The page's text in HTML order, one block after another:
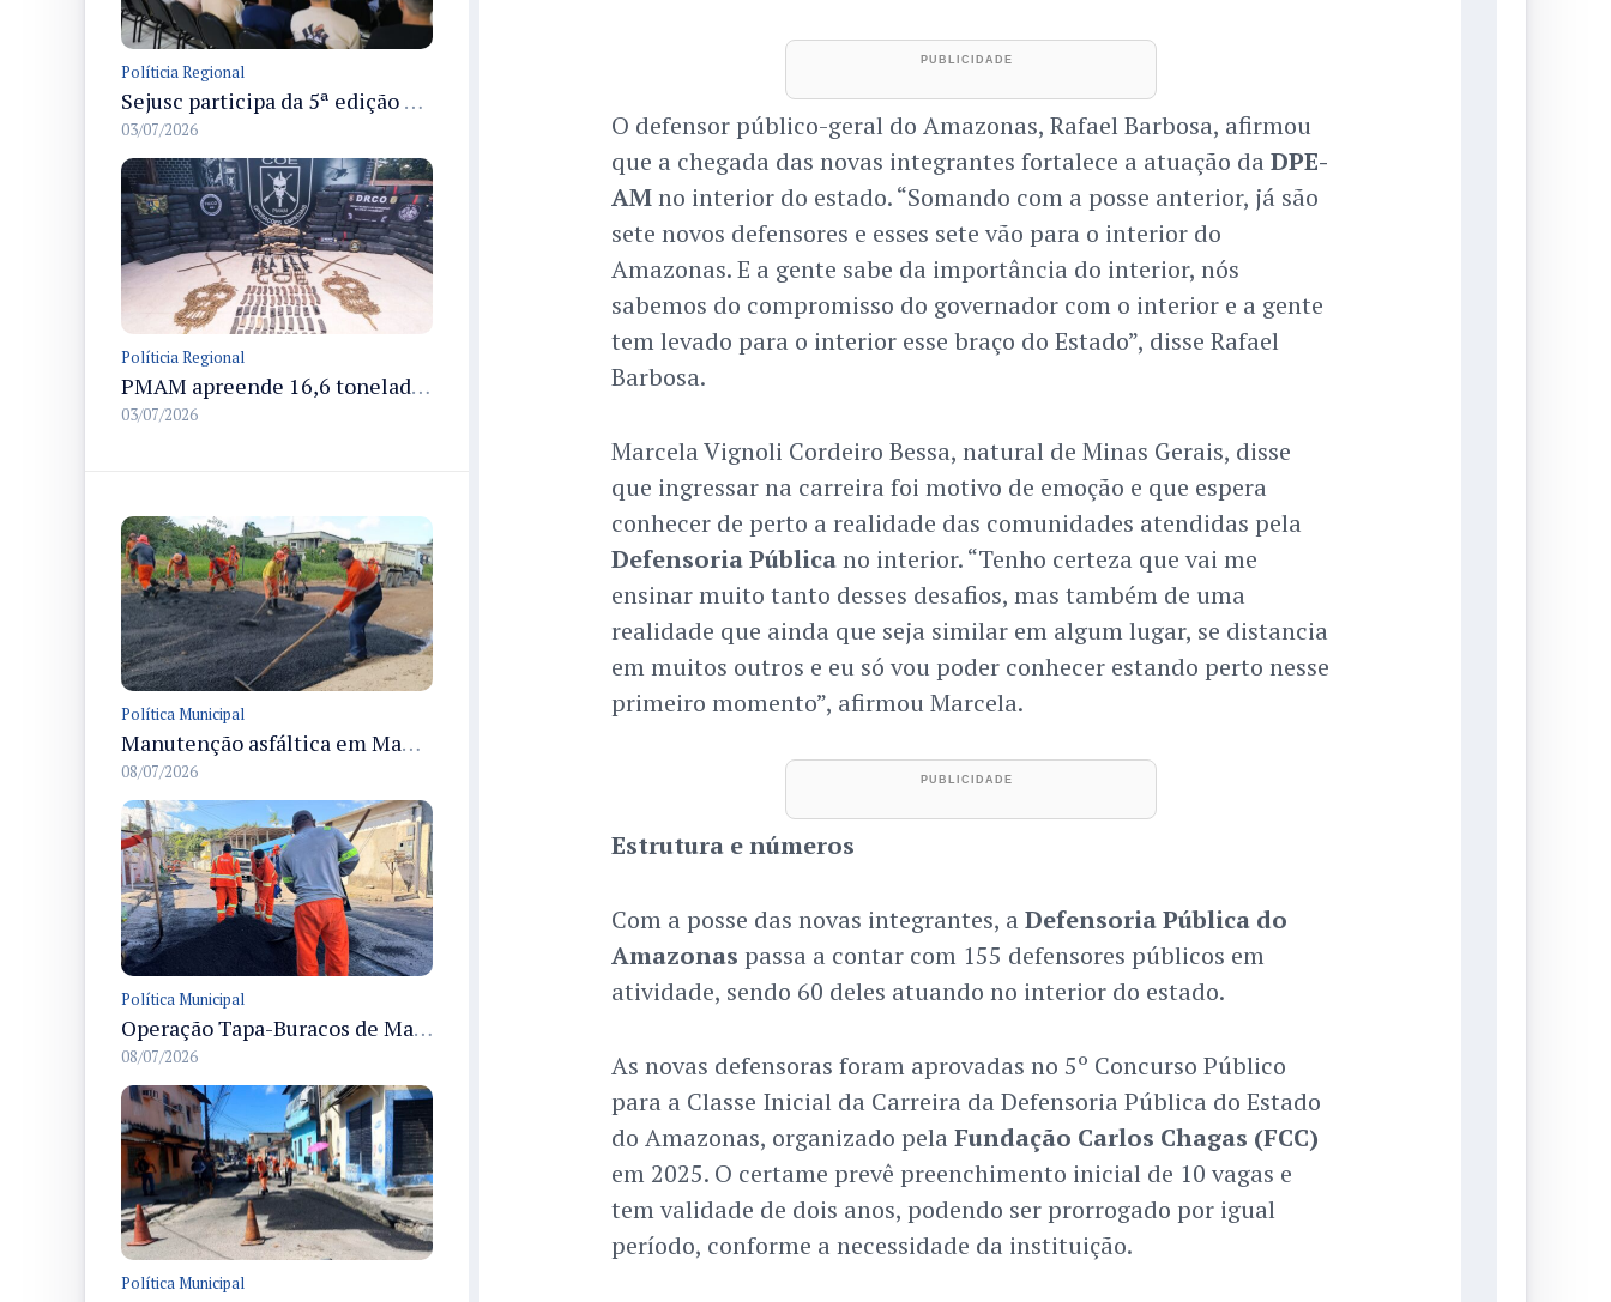
Políticia Regional
Sejusc participa da 5ª edição do Caminhos Literários com foco na cultura hip-hop nas unidades socioeducativas
03/07/2026
Políticia Regional
PMAM apreende 16,6 toneladas de entorpecentes e registra aumento nas prisões em flagrante e nas capturas de foragidos no primeiro semestre de 2026
03/07/2026
Política Municipal
Manutenção asfáltica em Manaus recupera rua Praia do Arpoador e melhora trafegabilidade no Tarumã
08/07/2026
Política Municipal
Operação Tapa-Buracos de Manaus recupera vias no bairro Flores e melhora a mobilidade urbana local
08/07/2026
Política Municipal
O defensor público-geral do Amazonas, Rafael Barbosa, afirmou
que a chegada das novas integrantes fortalece a atuação da DPE-
AMno interior do estado. “Somando com a posse anterior, já são
sete novos defensores e esses sete vão para o interior do
Amazonas. E a gente sabe da importância do interior, nós
sabemos do compromisso do governador com o interior e a gente
tem levado para o interior esse braço do Estado”, disse Rafael
Barbosa.
Marcela Vignoli Cordeiro Bessa, natural de Minas Gerais, disse
que ingressar na carreira foi motivo de emoção e que espera
conhecer de perto a realidade das comunidades atendidas pela
Defensoria Públicano interior. “Tenho certeza que vai me
ensinar muito tanto desses desafios, mas também de uma
realidade que ainda que seja similar em algum lugar, se distancia
em muitos outros e eu só vou poder conhecer estando perto nesse
primeiro momento”, afirmou Marcela.
Estrutura e números
Com a posse das novas integrantes, a Defensoria Pública do
Amazonas passa a contar com 155 defensores públicos em
atividade, sendo 60 deles atuando no interior do estado.
As novas defensoras foram aprovadas no 5º Concurso Público
para a Classe Inicial da Carreira da Defensoria Pública do Estado
do Amazonas, organizado pela Fundação Carlos Chagas (FCC)
em 2025. O certame prevê preenchimento inicial de 10 vagas e
tem validade de dois anos, podendo ser prorrogado por igual
período, conforme a necessidade da instituição.